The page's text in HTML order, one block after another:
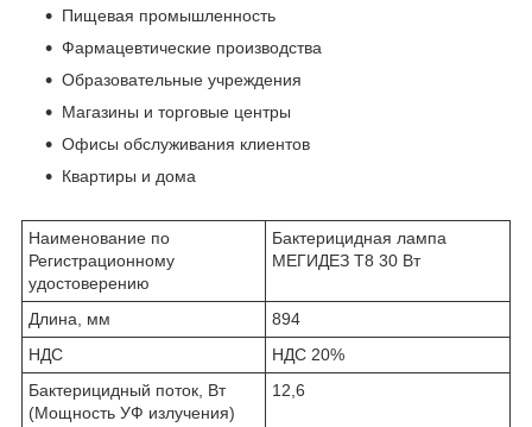
Пищевая промышленность
Фармацевтические производства
Образовательные учреждения
Магазины и торговые центры
Офисы обслуживания клиентов
Квартиры и дома
Наименование по
Регистрационному
удостоверению
Бактерицидная лампа
МЕГИДЕЗ Т8 30 Вт
Длина, мм
894
НДС
НДС 20%
Бактерицидный поток, Вт
(Мощность УФ излучения)
12,6